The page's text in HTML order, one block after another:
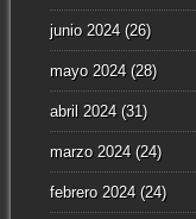
junio 2024(26)
mayo 2024(28)
abril 2024(31)
marzo 2024(24)
febrero 2024(24)